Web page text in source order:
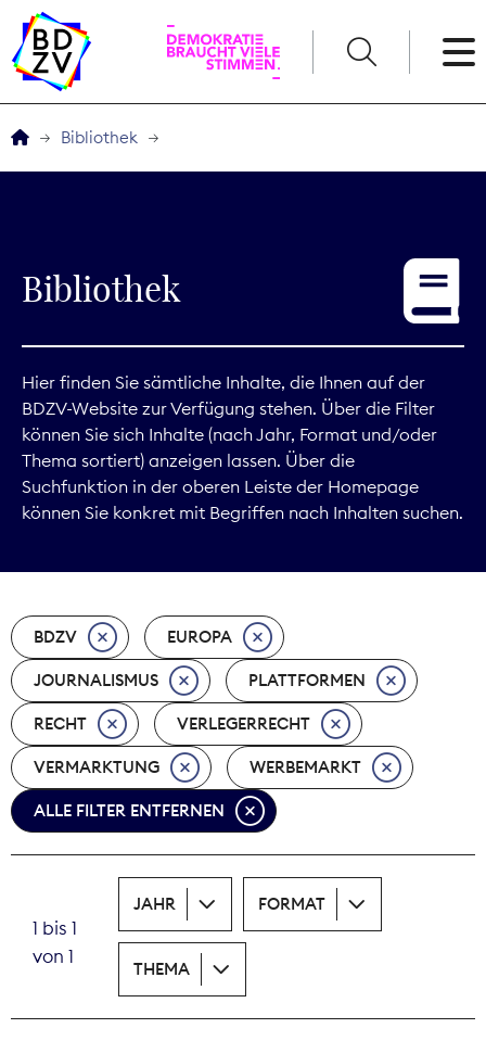
Service
Digitales
Kommunikation
Marktdaten
Nachhaltigkeit
Nachwuchs
Nova Award
Pressefreiheit
Print
Recht
Tarifpolitik
Theodor-Wolff-Preis
Bibliothek
Bibliothek
Hier finden Sie sämtliche Inhalte, die Ihnen auf der
BDZV-Website zur Verfügung stehen. Über die Filter
können Sie sich Inhalte (nach Jahr, Format und/oder
Thema sortiert) anzeigen lassen. Über die
Suchfunktion in der oberen Leiste der Homepage
können Sie konkret mit Begriffen nach Inhalten suchen.
BDZV EUROPA
JOURNALISMUS PLATTFORMEN
RECHT VERLEGERRECHT
VERMARKTUNG WERBEMARKT
ALLE FILTER ENTFERNEN
1 bis 1
von 1
JAHR FORMAT
THEMA